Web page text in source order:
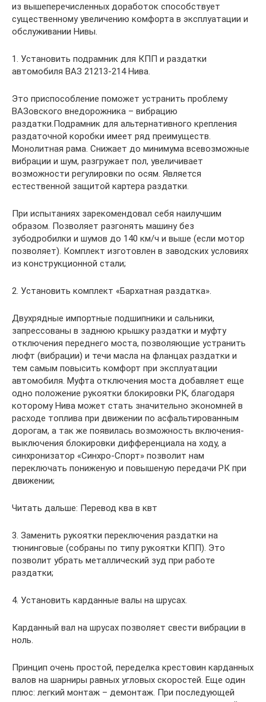
из вышеперечисленных доработок способствует
существенному увеличению комфорта в эксплуатации и
обслуживании Нивы.
1. Установить подрамник для КПП и раздатки
автомобиля ВАЗ 21213-214 Нива.
Это приспособление поможет устранить проблему
ВАЗовского внедорожника – вибрацию
раздатки.Подрамник для альтернативного крепления
раздаточной коробки имеет ряд преимуществ.
Монолитная рама. Снижает до минимума всевозможные
вибрации и шум, разгружает пол, увеличивает
возможности регулировки по осям. Является
естественной защитой картера раздатки.
При испытаниях зарекомендовал себя наилучшим
образом. Позволяет разгонять машину без
зубодробилки и шумов до 140 км/ч и выше (если мотор
позволяет). Комплект изготовлен в заводских условиях
из конструкционной стали;
2. Установить комплект «Бархатная раздатка».
Двухрядные импортные подшипники и сальники,
запрессованы в заднюю крышку раздатки и муфту
отключения переднего моста, позволяющие устранить
люфт (вибрации) и течи масла на фланцах раздатки и
тем самым повысить комфорт при эксплуатации
автомобиля. Муфта отключения моста добавляет еще
одно положение рукоятки блокировки РК, благодаря
которому Нива может стать значительно экономней в
расходе топлива при движении по асфальтированным
дорогам, а так же появилась возможность включения-
выключения блокировки дифференциала на ходу, а
синхронизатор «Синхро-Спорт» позволит нам
переключать пониженую и повышеную передачи РК при
движении;
Читать дальше: Перевод ква в квт
3. Заменить рукоятки переключения раздатки на
тюнинговые (собраны по типу рукоятки КПП). Это
позволит убрать металлический зуд при работе
раздатки;
4. Установить карданные валы на шрусах.
Карданный вал на шрусах позволяет свести вибрации в
ноль.
Принцип очень простой, переделка крестовин карданных
валов на шарниры равных угловых скоростей. Еще один
плюс: легкий монтаж – демонтаж. При последующей